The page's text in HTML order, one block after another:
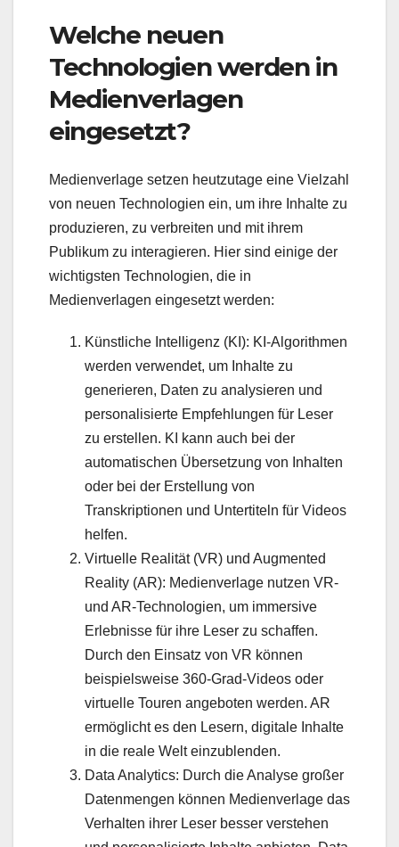
Welche neuen
Technologien werden in
Medienverlagen
eingesetzt?
Medienverlage setzen heutzutage eine Vielzahl
von neuen Technologien ein, um ihre Inhalte zu
produzieren, zu verbreiten und mit ihrem
Publikum zu interagieren. Hier sind einige der
wichtigsten Technologien, die in
Medienverlagen eingesetzt werden:
Künstliche Intelligenz (KI): KI-Algorithmen
werden verwendet, um Inhalte zu
generieren, Daten zu analysieren und
personalisierte Empfehlungen für Leser
zu erstellen. KI kann auch bei der
automatischen Übersetzung von Inhalten
oder bei der Erstellung von
Transkriptionen und Untertiteln für Videos
helfen.
Virtuelle Realität (VR) und Augmented
Reality (AR): Medienverlage nutzen VR-
und AR-Technologien, um immersive
Erlebnisse für ihre Leser zu schaffen.
Durch den Einsatz von VR können
beispielsweise 360-Grad-Videos oder
virtuelle Touren angeboten werden. AR
ermöglicht es den Lesern, digitale Inhalte
in die reale Welt einzublenden.
Data Analytics: Durch die Analyse großer
Datenmengen können Medienverlage das
Verhalten ihrer Leser besser verstehen